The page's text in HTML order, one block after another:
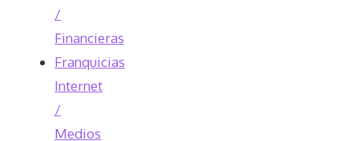
/
Financieras
Franquicias
Internet
/
Medios